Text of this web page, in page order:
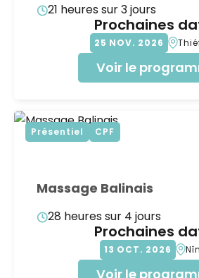
21 heures sur 3 jours
Prochaines
25 NOV 2026
Voir le
Présentiel CPF
Massage Balinais
28 heures sur 4 jours
Prochaines
13 OCT 2026
Voir le